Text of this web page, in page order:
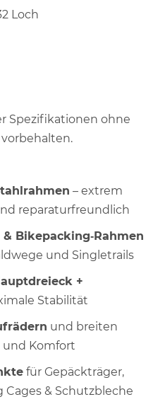
Loch
Spezifikationen ohne
– extrem
reparaturfreundlich
Bikepacking‑Rahmen
und Singletrails
+
Stabilität
und breiten
und Komfort
für Gepäckträger,
& Schutzbleche